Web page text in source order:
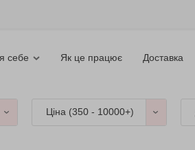
себе Як це працює Доставка
Ціна (350 - 10000+)